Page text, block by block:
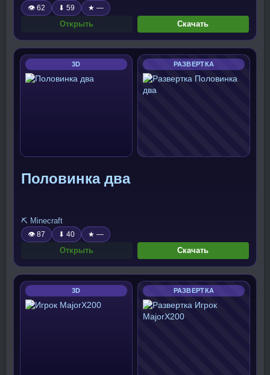
👁 62 ⬇ 59 ★ —
Открыть Скачать
3D РАЗВЕРТКА
Половинка два
⛏️ Minecraft
👁 87 ⬇ 40 ★ —
Открыть Скачать
3D РАЗВЕРТКА